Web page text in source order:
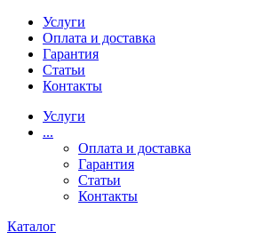
Услуги
Оплата и доставка
Гарантия
Статьи
Контакты
Услуги
...
Оплата и доставка
Гарантия
Статьи
Контакты
Каталог